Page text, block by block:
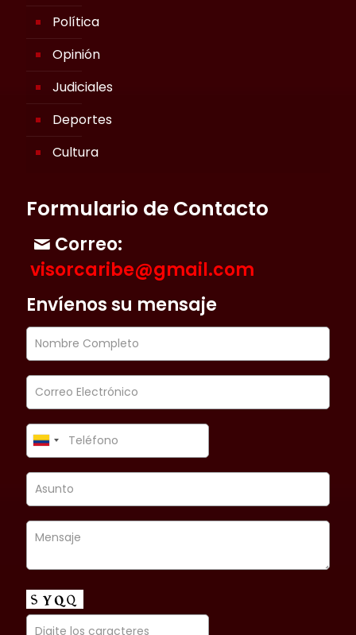
Política
Opinión
Judiciales
Deportes
Cultura
Formulario de Contacto
Correo:
visorcaribe@gmail.com
Envíenos su mensaje